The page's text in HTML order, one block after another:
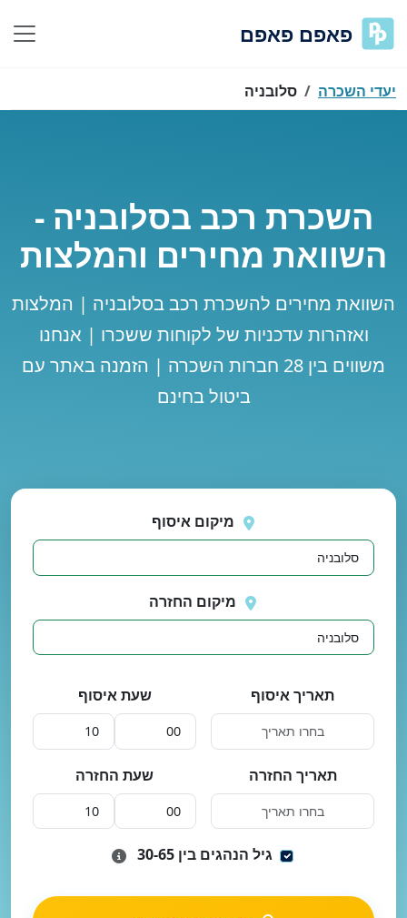
פאפם פאפם
יעדי השכרה סלובניה
השכרת רכב בסלובניה -
השוואת מחירים והמלצות
השוואת מחירים להשכרת רכב בסלובניה | המלצות
ואזהרות עדכניות של לקוחות ששכרו | אנחנו
משווים בין 28 חברות השכרה | הזמנה באתר עם
ביטול בחינם
שוב
מיקום איסוף
מיקום החזרה
תאריך איסוף שעת איסוף
תאריך החזרה שעת החזרה
גיל הנהגים בין 30-65